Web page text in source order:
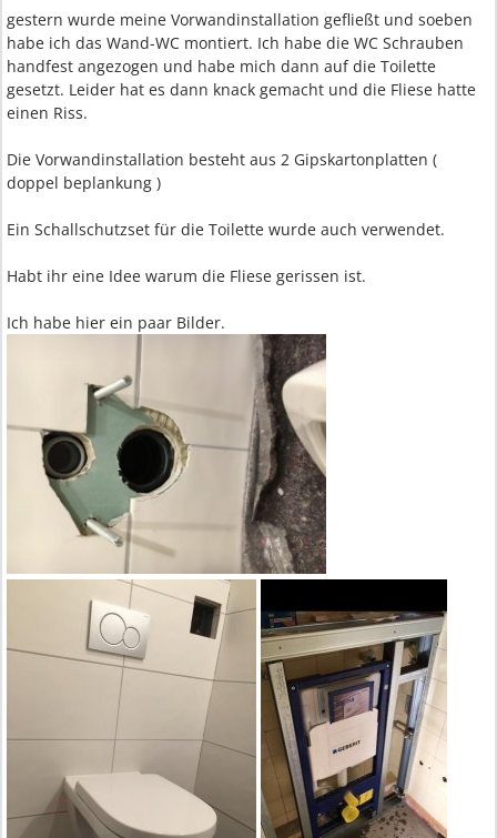
gestern wurde meine Vorwandinstallation gefließt und soeben
habe ich das Wand-WC montiert. Ich habe die WC Schrauben
handfest angezogen und habe mich dann auf die Toilette
gesetzt. Leider hat es dann knack gemacht und die Fliese hatte
einen Riss.
Die Vorwandinstallation besteht aus 2 Gipskartonplatten (
doppel beplankung )
Ein Schallschutzset für die Toilette wurde auch verwendet.
Habt ihr eine Idee warum die Fliese gerissen ist.
Ich habe hier ein paar Bilder.